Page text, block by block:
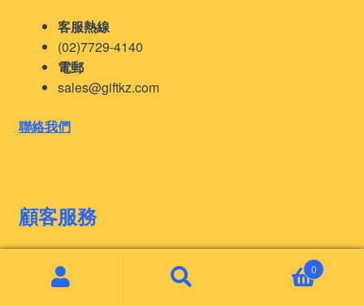
客服熱線
(02)7729-4140
電郵
sales@giftkz.com
聯絡我們
顧客服務
印刷工藝
0